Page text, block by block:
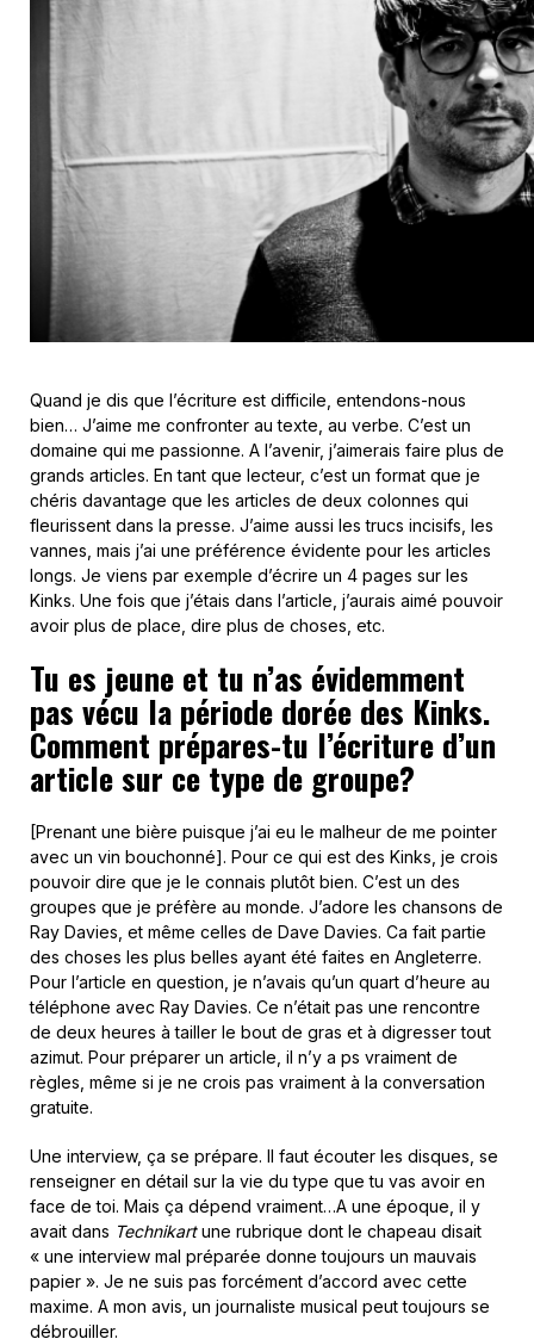
Quand je dis que l’écriture est difficile, entendons-nous
bien… J’aime me confronter au texte, au verbe. C’est un
domaine qui me passionne. A l’avenir, j’aimerais faire plus de
grands articles. En tant que lecteur, c’est un format que je
chéris davantage que les articles de deux colonnes qui
fleurissent dans la presse. J’aime aussi les trucs incisifs, les
vannes, mais j’ai une préférence évidente pour les articles
longs. Je viens par exemple d’écrire un 4 pages sur les
Kinks. Une fois que j’étais dans l’article, j’aurais aimé pouvoir
avoir plus de place, dire plus de choses, etc.
Tu es jeune et tu n’as évidemment
pas vécu la période dorée des Kinks.
Comment prépares-tu l’écriture d’un
article sur ce type de groupe?
[Prenant une bière puisque j’ai eu le malheur de me pointer
avec un vin bouchonné]. Pour ce qui est des Kinks, je crois
pouvoir dire que je le connais plutôt bien. C’est un des
groupes que je préfère au monde. J’adore les chansons de
Ray Davies, et même celles de Dave Davies. Ca fait partie
des choses les plus belles ayant été faites en Angleterre.
Pour l’article en question, je n’avais qu’un quart d’heure au
téléphone avec Ray Davies. Ce n’était pas une rencontre
de deux heures à tailler le bout de gras et à digresser tout
azimut. Pour préparer un article, il n’y a ps vraiment de
règles, même si je ne crois pas vraiment à la conversation
gratuite.
Une interview, ça se prépare. Il faut écouter les disques, se
renseigner en détail sur la vie du type que tu vas avoir en
face de toi. Mais ça dépend vraiment…A une époque, il y
avait dans Technikartune rubrique dont le chapeau disait
« une interview mal préparée donne toujours un mauvais
papier ». Je ne suis pas forcément d’accord avec cette
maxime. A mon avis, un journaliste musical peut toujours se
débrouiller.